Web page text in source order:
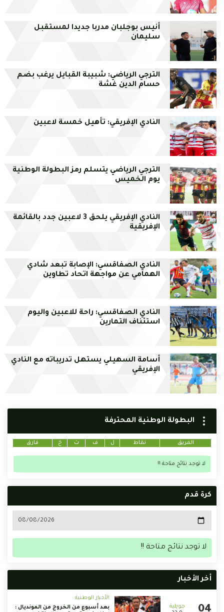
أنيس بوجلبان مدربا جديدا لمستقبل
سليمان
الترجي الرياضي: شبيبة القبايل يرغب بضم
حسام الدين غشة
النادي الإفريقي: تأهيل خمسة لاعبين
الترجي الرياضي يتسلم رمز البطولة الوطنية
يوم الخميس
النادي الإفريقي يلحق 3 لاعبين جدد بالقائمة
الإفريقية
النادي الصفاقسي: الإصابة تبعد شادي
الهمامي عن مواجهة اتحاد تطاوين
النادي الصفاقسي: راحة للاعبين واليوم
استئناف التمارين
أسامة السهيلي يستهل تدريباته مع النادي
الإفريقي
البطولة الوطنية المحترفة
الفريق نقاط ل ف ت خ فارق
لا توجد نتائج متاحة !!
كرة قدم
لا توجد نتائج متاحة !!
أخر الأخبار
الأخبار الوطنية
بعد أسبوع من الخروج من المونديال :